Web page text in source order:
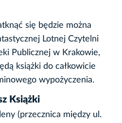
się będzie można
Lotnej Czytelni
Publicznej w Krakowie,
książki do całkowicie
wypożyczenia.
Książki
(przecznica między ul.